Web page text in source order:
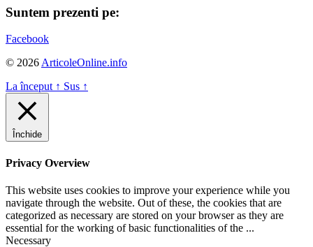
Suntem prezenti pe:
Facebook
© 2026 ArticoleOnline.info
La început ↑ Sus ↑
Închide
Privacy Overview
This website uses cookies to improve your experience while you
navigate through the website. Out of these, the cookies that are
categorized as necessary are stored on your browser as they are
essential for the working of basic functionalities of the ...
Necessary